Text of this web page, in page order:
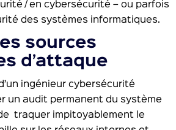
/ en cybersécurité – ou parfois
des systèmes informatiques.
sources
d’attaque
ingénieur cybersécurité
un audit permanent du système
traquer impitoyablement le